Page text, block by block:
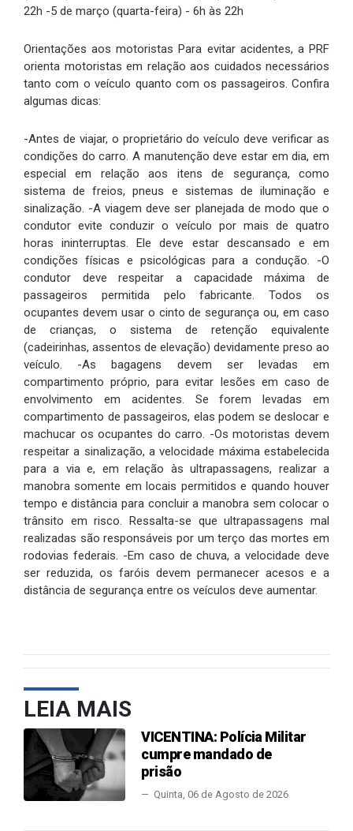
22h -5 de março (quarta-feira) - 6h às 22h
Orientações aos motoristas Para evitar acidentes, a PRF
orienta motoristas em relação aos cuidados necessários
tanto com o veículo quanto com os passageiros. Confira
algumas dicas:
-Antes de viajar, o proprietário do veículo deve verificar as
condições do carro. A manutenção deve estar em dia, em
especial em relação aos itens de segurança, como
sistema de freios, pneus e sistemas de iluminação e
sinalização. -A viagem deve ser planejada de modo que o
condutor evite conduzir o veículo por mais de quatro
horas ininterruptas. Ele deve estar descansado e em
condições físicas e psicológicas para a condução. -O
condutor deve respeitar a capacidade máxima de
passageiros permitida pelo fabricante. Todos os
ocupantes devem usar o cinto de segurança ou, em caso
de crianças, o sistema de retenção equivalente
(cadeirinhas, assentos de elevação) devidamente preso ao
veículo. -As bagagens devem ser levadas em
compartimento próprio, para evitar lesões em caso de
envolvimento em acidentes. Se forem levadas em
compartimento de passageiros, elas podem se deslocar e
machucar os ocupantes do carro. -Os motoristas devem
respeitar a sinalização, a velocidade máxima estabelecida
para a via e, em relação às ultrapassagens, realizar a
manobra somente em locais permitidos e quando houver
tempo e distância para concluir a manobra sem colocar o
trânsito em risco. Ressalta-se que ultrapassagens mal
realizadas são responsáveis por um terço das mortes em
rodovias federais. -Em caso de chuva, a velocidade deve
ser reduzida, os faróis devem permanecer acesos e a
distância de segurança entre os veículos deve aumentar.
LEIA MAIS
VICENTINA: Polícia Militar
cumpre mandado de
prisão
Quinta, 06 de Agosto de 2026